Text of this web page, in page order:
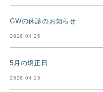
GWの休診のお知らせ
2026.04.25
5月の矯正日
2026.04.13